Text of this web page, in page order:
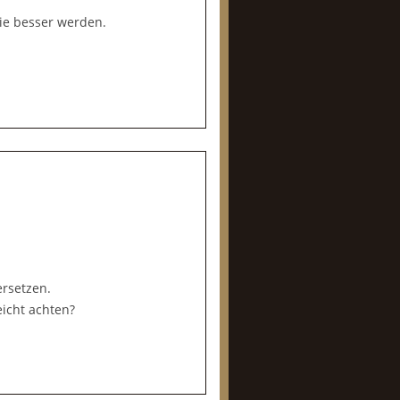
besser werden.
achten?